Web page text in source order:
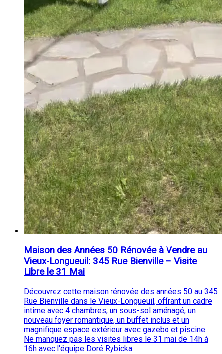
Maison des Années 50 Rénovée à Vendre au
Vieux-Longueuil: 345 Rue Bienville – Visite
Libre le 31 Mai
Découvrez cette maison rénovée des années 50 au 345
Rue Bienville dans le Vieux-Longueuil, offrant un cadre
intime avec 4 chambres, un sous-sol aménagé, un
nouveau foyer romantique, un buffet inclus et un
magnifique espace extérieur avec gazebo et piscine.
Ne manquez pas les visites libres le 31 mai de 14h à
16h avec l'équipe Doré Rybicka.